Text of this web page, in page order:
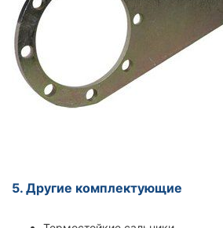
5. Другие комплектующие